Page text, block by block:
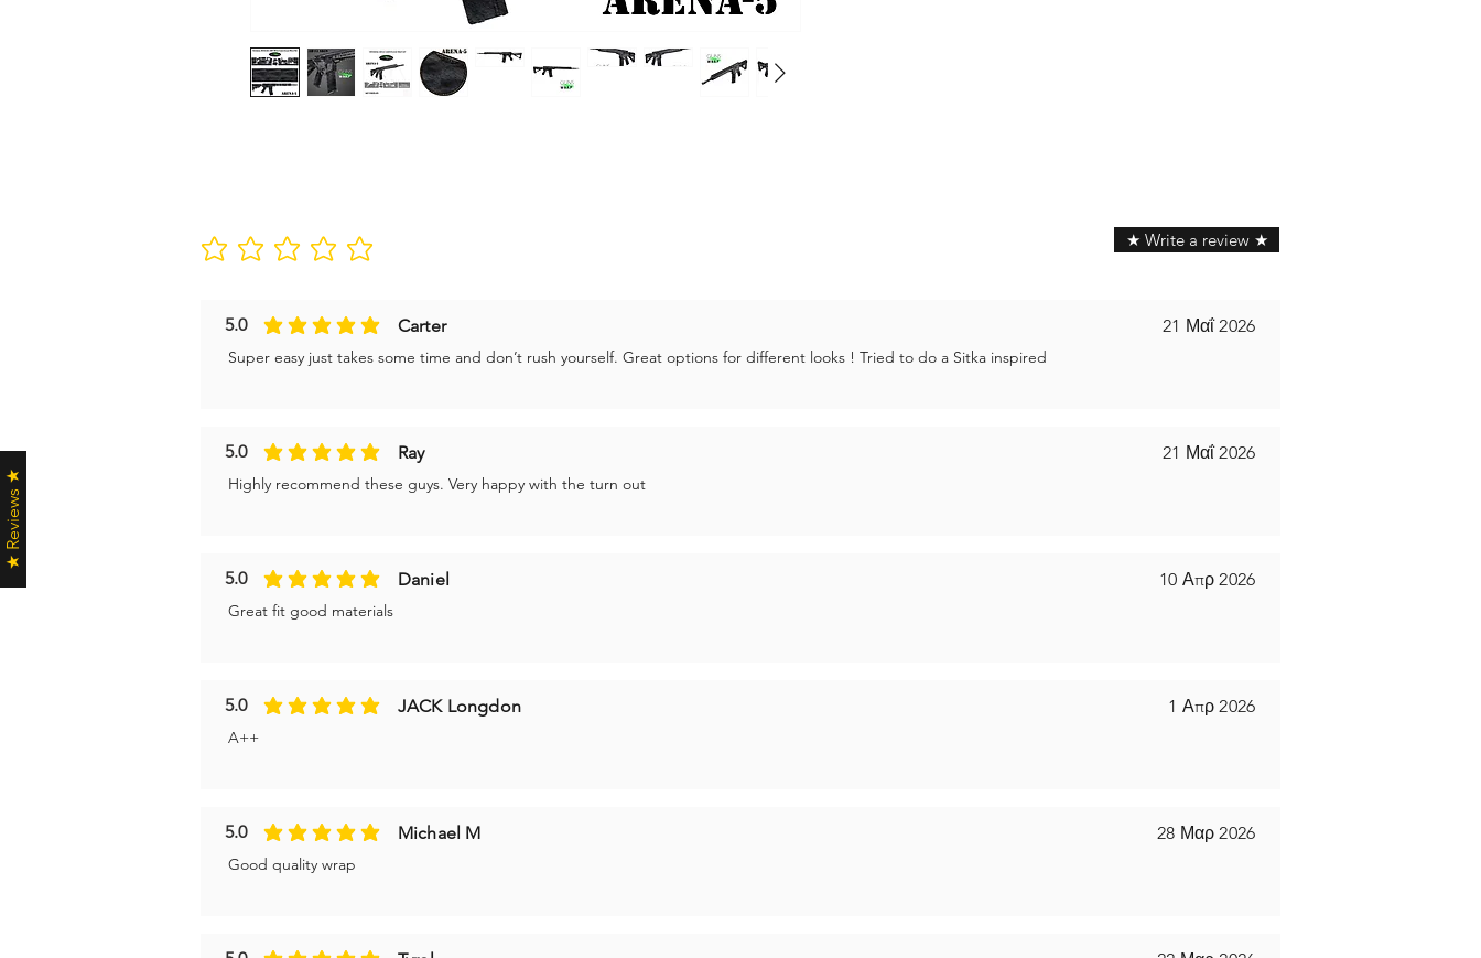
★ Reviews ★
Δεν υπάρχουν ακόμη βαθμολογίες
★ Write a review ★
5.0
η μέση βαθμολογία είναι 5 από 5
Carter 21 Μαΐ 2026
Super easy just takes some time and don’t rush yourself. Great options for different looks ! Tried to do a Sitka inspired
5.0
η μέση βαθμολογία είναι 5 από 5
Ray 21 Μαΐ 2026
Highly recommend these guys. Very happy with the turn out
5.0
η μέση βαθμολογία είναι 5 από 5
Daniel 10 Απρ 2026
Great fit good materials
5.0
η μέση βαθμολογία είναι 5 από 5
JACK Longdon 1 Απρ 2026
A++
5.0
η μέση βαθμολογία είναι 5 από 5
Michael M 28 Μαρ 2026
Good quality wrap